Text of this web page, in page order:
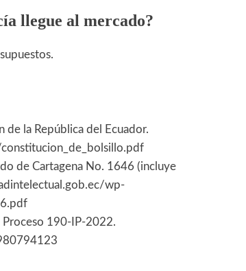
llegue al mercado?
de la República del Ecuador.
de Cartagena No. 1646 (incluye
wp-
Proceso 190-IP-2022.